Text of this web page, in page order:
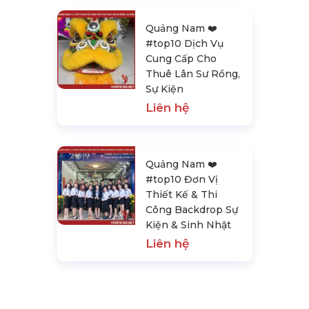
Quảng Nam ❤️️
#top10 Dịch Vụ
Cung Cấp Cho
Thuê Lân Sư Rồng,
Sự Kiện
Liên hệ
Quảng Nam ❤️️
#top10 Đơn Vị
Thiết Kế & Thi
Công Backdrop Sự
Kiện & Sinh Nhật
Liên hệ